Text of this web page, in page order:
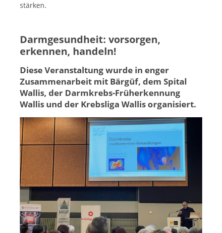
stärken.
Darmgesundheit: vorsorgen,
erkennen, handeln!
Diese Veranstaltung wurde in enger
Zusammenarbeit mit Bärgüf, dem Spital
Wallis, der Darmkrebs-Früherkennung
Wallis und der Krebsliga Wallis organisiert.